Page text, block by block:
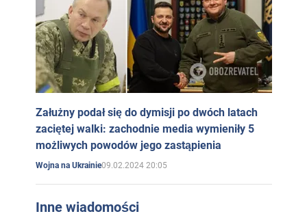
Załużny podał się do dymisji po dwóch latach
zaciętej walki: zachodnie media wymieniły 5
możliwych powodów jego zastąpienia
Wojna na Ukrainie09.02.2024 20:05
Inne wiadomości